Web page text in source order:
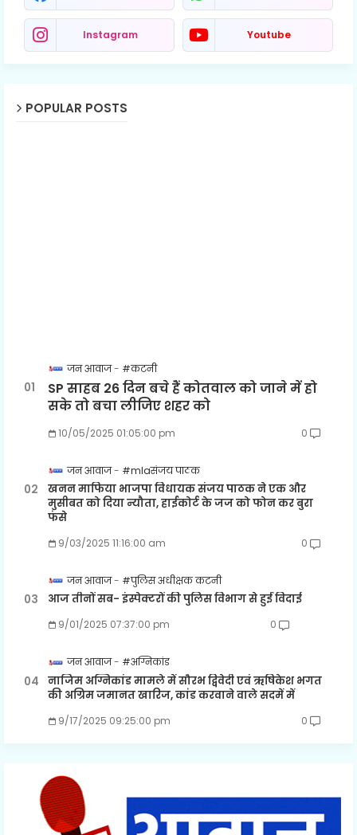
Instagram Youtube
POPULAR POSTS
जन आवाज #कटनी
SP साहब 26 दिन बचे हैं कोतवाल को जाने में हो
सके तो बचा लीजिए शहर को
10/05/2025 01:05:00 pm 0
जन आवाज #mlaसंजय पाठक
खनन माफिया भाजपा विधायक संजय पाठक ने एक और
मुसीबत को दिया न्यौता, हाईकोर्ट के जज को फोन कर बुरा
फंसे
9/03/2025 11:16:00 am 0
जन आवाज #पुलिस अधीक्षक कटनी
आज तीनों सब- इंस्पेक्टरों की पुलिस विभाग से हुई विदाई
9/01/2025 07:37:00 pm 0
जन आवाज #अग्निकांड
नाजिम अग्निकांड मामले में सौरभ द्विवेदी एवं ऋषिकेश भगत
की अग्रिम जमानत खारिज, कांड करवाने वाले सदमें में
9/17/2025 09:25:00 pm 0